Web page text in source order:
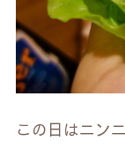
この日はニン